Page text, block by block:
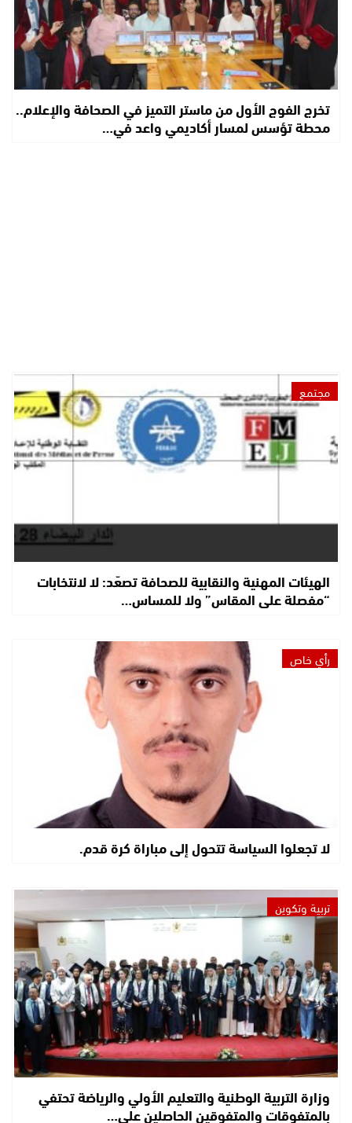
تخرج الفوج الأول من ماستر التميز في الصحافة والإعلام..
محطة تؤسس لمسار أكاديمي واعد في…
مجتمع
الهيئات المهنية والنقابية للصحافة تصعّد: لا لانتخابات
“مفصلة على المقاس” ولا للمساس…
رأي خاص
لا تجعلوا السياسة تتحول إلى مباراة كرة قدم.
تربية وتكوين
وزارة التربية الوطنية والتعليم الأولي والرياضة تحتفي
بالمتفوقات والمتفوقين الحاصلين على…